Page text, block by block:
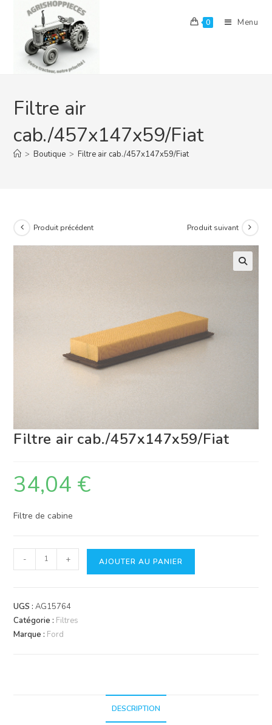
content
0 Menu
Filtre air
cab./457x147x59/Fiat
> Boutique > Filtre air cab./457x147x59/Fiat
Produit précédent Produit suivant
Filtre air cab./457x147x59/Fiat
34,04 €
Filtre de cabine
quantité
de
air
cab./457x147x59/Fiat
- + AJOUTER AU PANIER
UGS :AG15764
Catégorie : Filtres
Marque : Ford
DESCRIPTION